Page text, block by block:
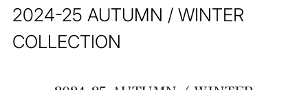
2024-25 AUTUMN / WINTER
COLLECTION